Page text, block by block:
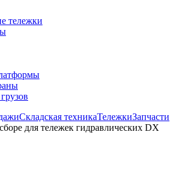
тележки
Складская техникаТележкиЗапчасти
для тележек гидравлических DX